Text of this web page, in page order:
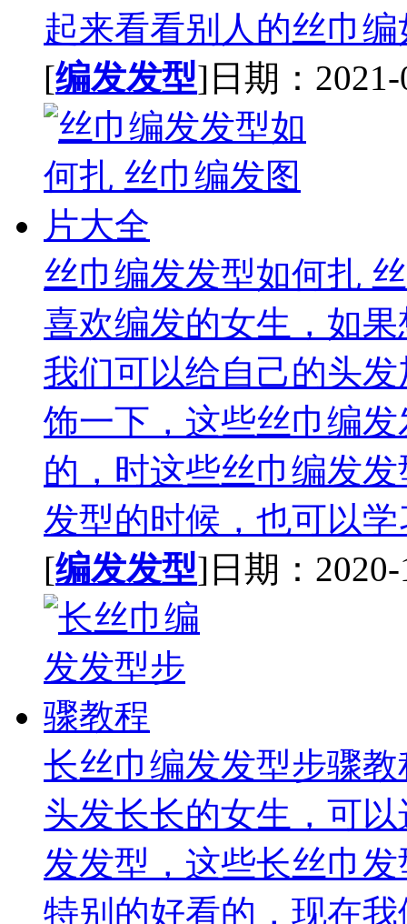
起来看看别人的丝巾
[编发发型]日期：2021-
丝巾编发发型如何扎
喜欢编发的女生，如
我们可以给自己的头
饰一下，这些丝巾编
的，时这些丝巾编发
发型的时候，也可以
[编发发型]日期：2020-
长丝巾编发发型步骤教
头发长长的女生，可
发发型，这些长丝巾
特别的好看的，现在